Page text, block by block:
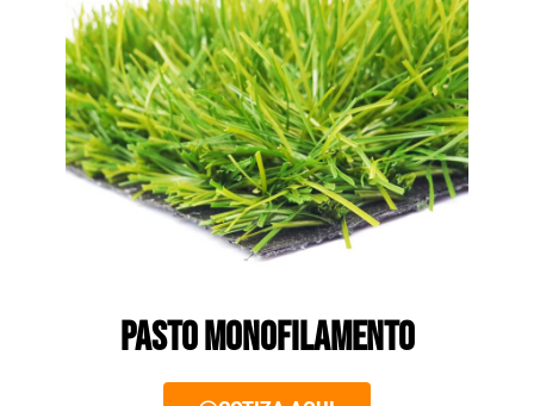
PASTO MONOFILAMENTO